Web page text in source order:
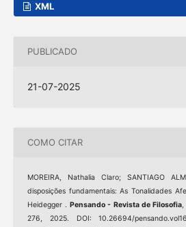
XML
PUBLICADO
21-07-2025
COMO CITAR
MOREIRA, Nathalia Claro; SANTIAGO
disposições fundamentais: As Tonalidades
Heidegger .Pensando - Revista de Filosofia
276, 2025. DOI: 10.26694/